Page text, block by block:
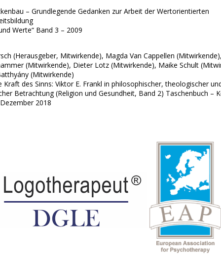
– Grundlegende Gedanken zur Arbeit der Wertorientierten
Werte“ Band 3 – 2009
(Herausgeber, Mitwirkende), Magda Van Cappellen
(Mitwirkende), Dieter Lotz (Mitwirkende), Maike Schult
(Mitwirkende)
Kraft des Sinns: Viktor E. Frankl in philosophischer, theologischer
Betrachtung (Religion und Gesundheit, Band 2) Taschenbuch –
2018